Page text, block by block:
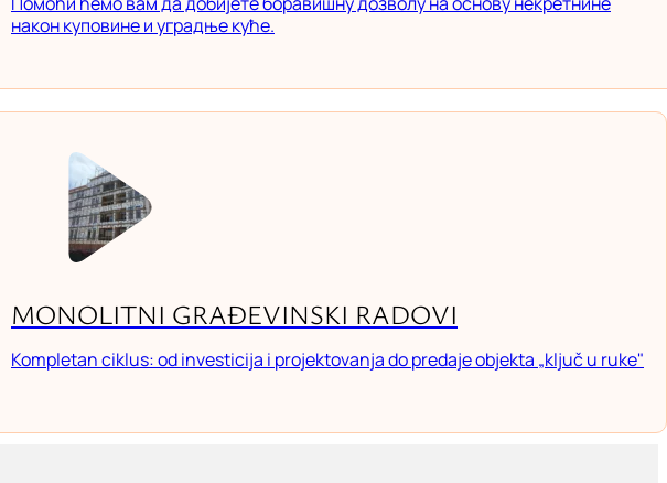
након куповине и уградње куће.
MONOLITNI GRAĐEVINSKI RADOVI
Kompletan ciklus: od investicija i projektovanja do predaje objekta „ključ u ruke"